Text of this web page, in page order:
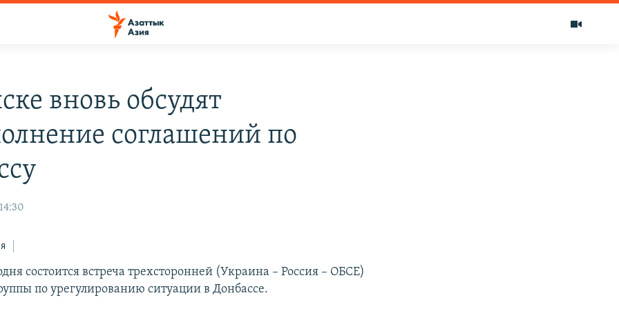
вновь обсудят
соглашений по
состоится встреча трехсторонней (Украина – Россия – ОБСЕ)
по урегулированию ситуации в Донбассе.